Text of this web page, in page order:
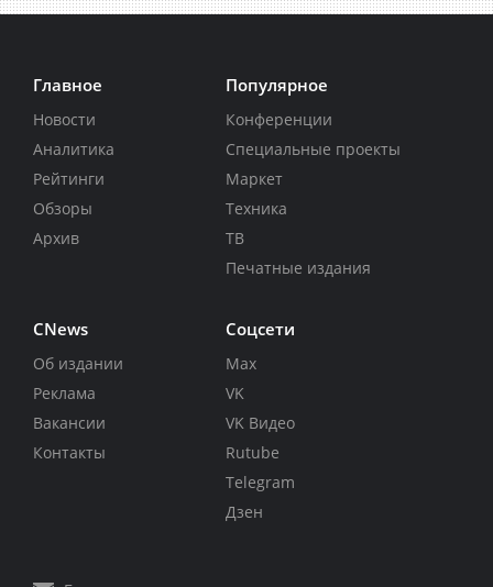
Главное
Новости
Аналитика
Рейтинги
Обзоры
Архив
Популярное
Конференции
Специальные проекты
Маркет
Техника
ТВ
Печатные издания
CNews
Об издании
Реклама
Вакансии
Контакты
Соцсети
Max
VK
VK Видео
Rutube
Telegram
Дзен